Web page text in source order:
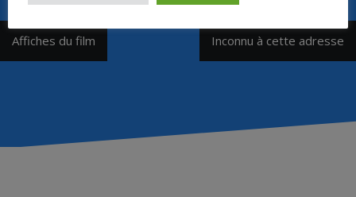
Navigation
de
Affiches du film Inconnu à cette adresse